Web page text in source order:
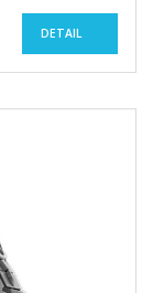
DETAIL